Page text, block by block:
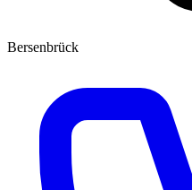
Bersenbrück